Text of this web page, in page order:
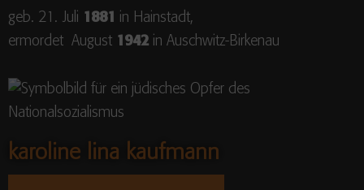
geb. 21. Juli 1881 in Hainstadt,
ermordet August 1942 in Auschwitz-Birkenau
karoline lina kaufmann